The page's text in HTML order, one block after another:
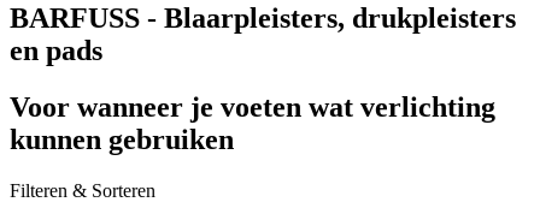
BARFUSS - Blaarpleisters, drukpleisters
en pads
Voor wanneer je voeten wat verlichting
kunnen gebruiken
Filteren & Sorteren